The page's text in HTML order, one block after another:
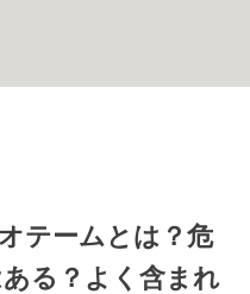
テームとは？危
る？よく含まれ